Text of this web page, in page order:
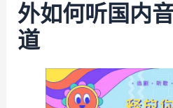
外如何听国内
道